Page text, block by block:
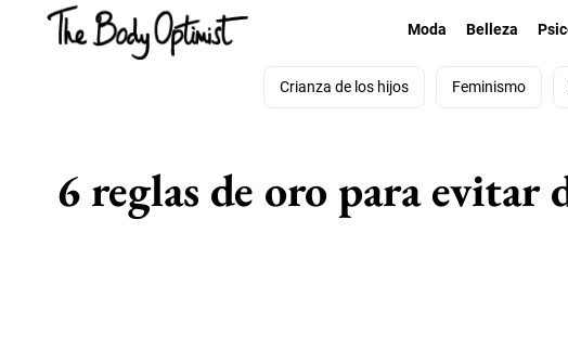
Moda Belleza
Crianza de los hijos Feminismo
6 reglas de oro para evitar